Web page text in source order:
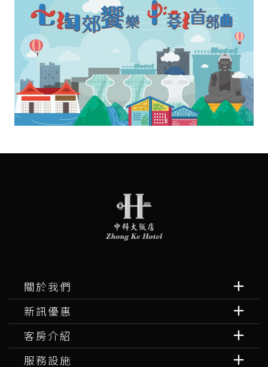
關於我們
新訊優惠
客房介紹
服務設施